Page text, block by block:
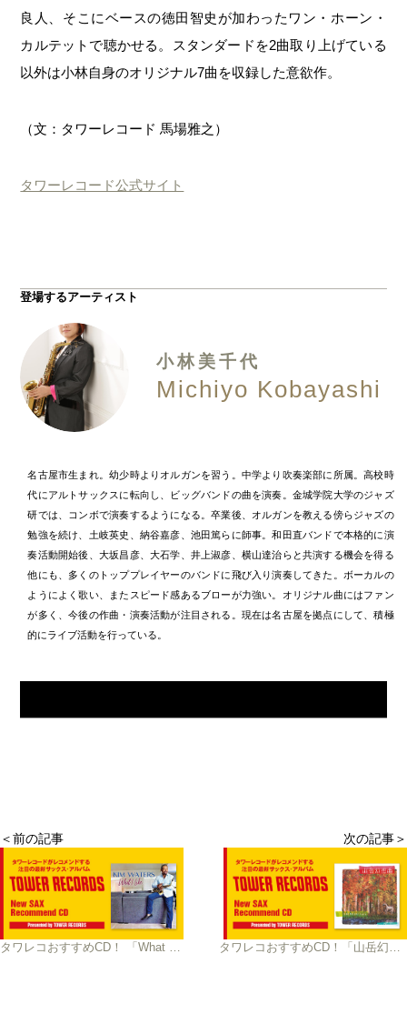
良人、そこにベースの徳田智史が加わったワン・ホーン・
カルテットで聴かせる。スタンダードを2曲取り上げている
以外は小林自身のオリジナル7曲を収録した意欲作。
（文：タワーレコード 馬場雅之）
タワーレコード公式サイト
登場するアーティスト
小林美千代
Michiyo Kobayashi
名古屋市生まれ。幼少時よりオルガンを習う。中学より吹奏楽部に所属。高校時
代にアルトサックスに転向し、ビッグバンドの曲を演奏。金城学院大学のジャズ
研では、コンボで演奏するようになる。卒業後、オルガンを教える傍らジャズの
勉強を続け、土岐英史、納谷嘉彦、池田篤らに師事。和田直バンドで本格的に演
奏活動開始後、大坂昌彦、大石学、井上淑彦、横山達治らと共演する機会を得る
他にも、多くのトッププレイヤーのバンドに飛び入り演奏してきた。ボーカルの
ようによく歌い、またスピード感あるブローが力強い。オリジナル曲にはファン
が多く、今後の作曲・演奏活動が注目される。現在は名古屋を拠点にして、積極
的にライブ活動を行っている。
＜前の記事 次の記事＞